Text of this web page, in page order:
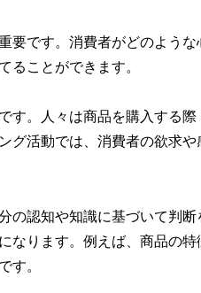
要です。消費者がどのような
ることができます。
す。人々は商品を購入する際
グ活動では、消費者の欲求や
の認知や知識に基づいて判断
なります。例えば、商品の特
す。